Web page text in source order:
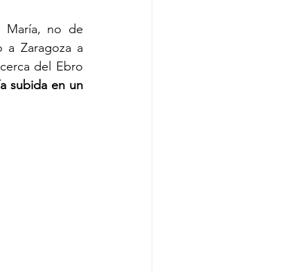
María, no de
Zaragoza a
del Ebro
subida en un